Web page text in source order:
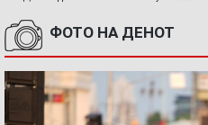
ФОТО НА ДЕНОТ